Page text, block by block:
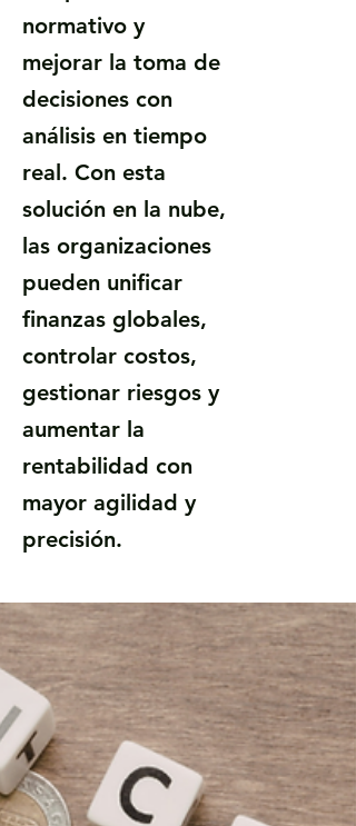
normativo y
mejorar la toma de
decisiones con
análisis en tiempo
real. Con esta
solución en la nube,
las organizaciones
pueden unificar
finanzas globales,
controlar costos,
gestionar riesgos y
aumentar la
rentabilidad con
mayor agilidad y
precisión.